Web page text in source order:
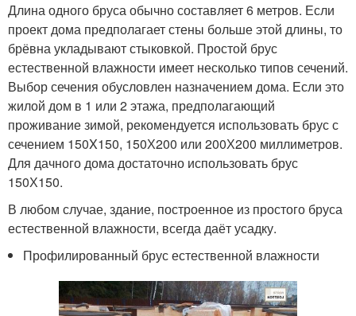
Длина одного бруса обычно составляет 6 метров. Если
проект дома предполагает стены больше этой длины, то
брёвна укладывают стыковкой. Простой брус
естественной влажности имеет несколько типов сечений.
Выбор сечения обусловлен назначением дома. Если это
жилой дом в 1 или 2 этажа, предполагающий
проживание зимой, рекомендуется использовать брус с
сечением 150X150, 150Х200 или 200Х200 миллиметров.
Для дачного дома достаточно использовать брус
150Х150.
В любом случае, здание, построенное из простого бруса
естественной влажности, всегда даёт усадку.
Профилированный брус естественной влажности